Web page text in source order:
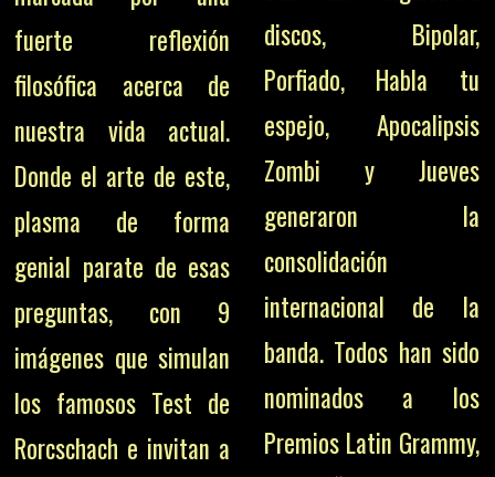
fuerte reflexión
filosófica acerca de
nuestra vida actual.
Donde el arte de este,
plasma de forma
genial parate de esas
preguntas, con 9
imágenes que simulan
los famosos Test de
Rorcschach e invitan a
discos, Bipolar,
Porfiado, Habla tu
espejo, Apocalipsis
Zombi y Jueves
generaron la
consolidación
internacional de la
banda. Todos han sido
nominados a los
Premios Latin Grammy,